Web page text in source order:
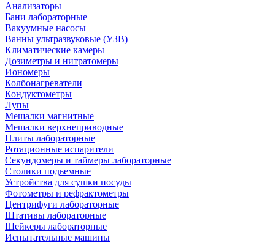
Анализаторы
Бани лабораторные
Вакуумные насосы
Ванны ультразвуковые (УЗВ)
Климатические камеры
Дозиметры и нитратомеры
Иономеры
Колбонагреватели
Кондуктометры
Лупы
Мешалки магнитные
Мешалки верхнеприводные
Плиты лабораторные
Ротационные испарители
Секундомеры и таймеры лабораторные
Столики подьемные
Устройства для сушки посуды
Фотометры и рефрактометры
Центрифуги лабораторные
Штативы лабораторные
Шейкеры лабораторные
Испытательные машины